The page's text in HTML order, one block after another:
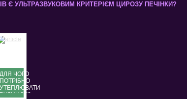
Є УЛЬТРАЗВУКОВИМ КРИТЕРІЄМ ЦИРОЗУ ПЕЧІНКИ?
ДЛЯ ЧОГО
ПОТРІБНО
УТЕПЛЮВАТИ
БУДИНОК?